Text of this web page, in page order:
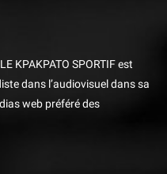
KPAKPATO SPORTIF est
dans l’audiovisuel dans sa
web préféré des